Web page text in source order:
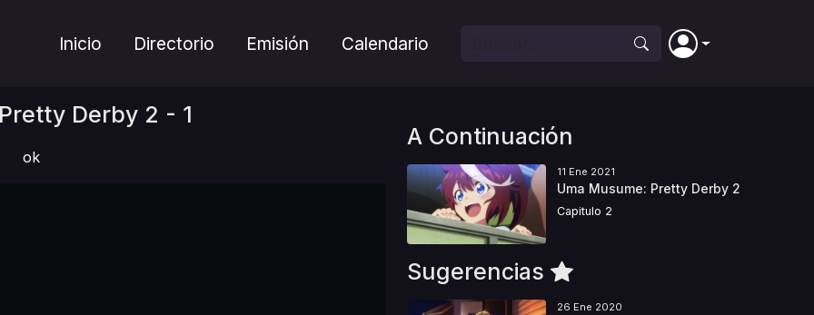
Inicio Directorio Emisión Calendario
Derby 2 - 1
ok
A Continuación
11 Ene 2021
Uma Musume: Pretty Derby 2
Capitulo 2
Sugerencias
26 Ene 2020